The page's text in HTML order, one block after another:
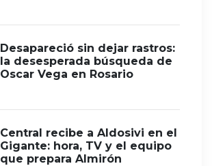
Desapareció sin dejar rastros:
la desesperada búsqueda de
Oscar Vega en Rosario
Central recibe a Aldosivi en el
Gigante: hora, TV y el equipo
que prepara Almirón